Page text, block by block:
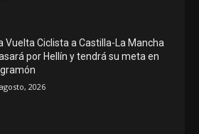
Vuelta Ciclista a Castilla-La Mancha
por Hellín y tendrá su meta en
2026